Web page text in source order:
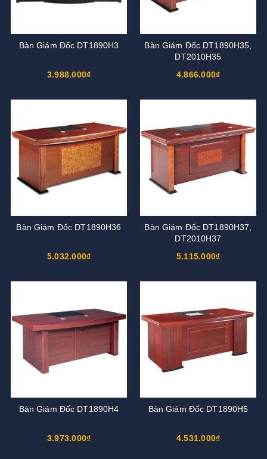
Bàn Giám Đốc DT1890H3
3.988.000₫
Bàn Giám Đốc DT1890H35,
DT2010H35
4.866.000₫
Bàn Giám Đốc DT1890H36
5.032.000₫
Bàn Giám Đốc DT1890H37,
DT2010H37
5.115.000₫
Bàn Giám Đốc DT1890H4
3.973.000₫
Bàn Giám Đốc DT1890H5
4.531.000₫